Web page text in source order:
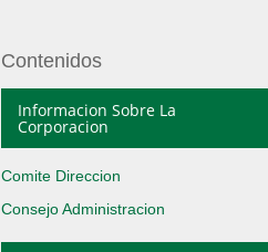
Contenidos
Informacion Sobre La
Corporacion
Comite Direccion
Consejo Administracion